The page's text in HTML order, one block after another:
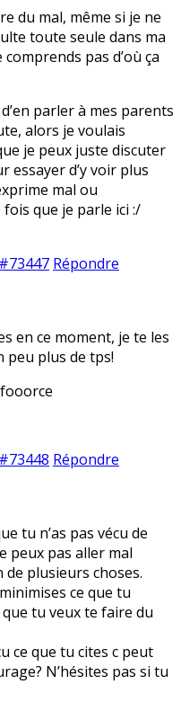
du mal, même si je ne
toute seule dans ma
pas d’où ça
parler à mes parents
alors je voulais
je peux juste discuter
essayer d’y voir plus
mal ou
que je parle ici :/
#73447 Répondre
en ce moment, je te les
peu plus de tps!
#73448 Répondre
tu n’as pas vécu de
peux pas aller mal
de plusieurs choses.
ce que tu
tu veux te faire du
ce que tu cites c peut
N’hésites pas si tu